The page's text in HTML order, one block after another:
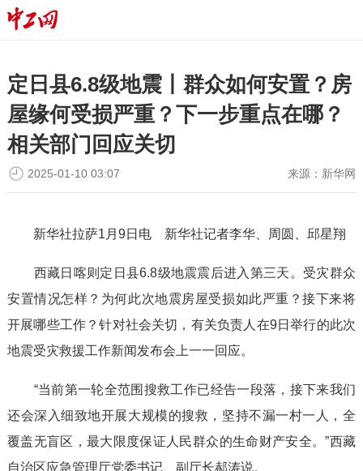
定日县6.8级地震丨群众如何安置？房
屋缘何受损严重？下一步重点在哪？
相关部门回应关切
来源： 新华网
2025-01-10 03:07
新华社拉萨1月9日电 新华社记者李华、周圆、邱星翔
西藏日喀则定日县6.8级地震震后进入第三天。受灾群众
安置情况怎样？为何此次地震房屋受损如此严重？接下来将
开展哪些工作？针对社会关切，有关负责人在9日举行的此次
地震受灾救援工作新闻发布会上一一回应。
“当前第一轮全范围搜救工作已经告一段落，接下来我们
还会深入细致地开展大规模的搜救，坚持不漏一村一人，全
覆盖无盲区，最大限度保证人民群众的生命财产安全。”西藏
自治区应急管理厅党委书记、副厅长郝涛说。